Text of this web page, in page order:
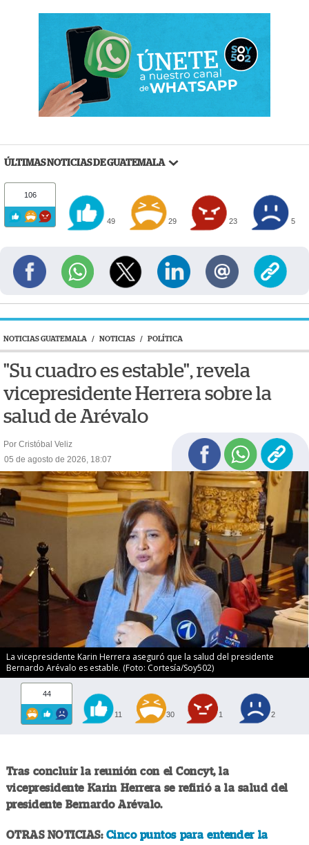
ÚLTIMAS NOTICIAS DE GUATEMALA
106
49 29 23 5
NOTICIAS GUATEMALA / NOTICIAS / POLÍTICA
"Su cuadro es estable", revela
vicepresidente Herrera sobre la
salud de Arévalo
Por Cristóbal Veliz
05 de agosto de 2026, 18:07
La vicepresidente Karin Herrera aseguró que la salud del presidente
Bernardo Arévalo es estable. (Foto: Cortesía/Soy502)
44
11 30 1 2
Tras concluir la reunión con el Concyt, la
vicepresidente Karin Herrera se refirió a la salud del
presidente Bernardo Arévalo.
OTRAS NOTICIAS: Cinco puntos para entender la